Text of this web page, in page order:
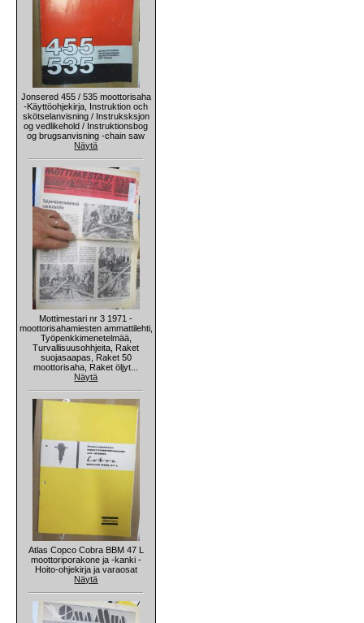
Jonsered 455 / 535 moottorisaha
-Käyttöohjekirja, Instruktion och
skötselanvisning / Instruksksjon
og vedlikehold / Instruktionsbog
og brugsanvisning -chain saw
Näytä
Mottimestari nr 3 1971 -
moottorisahamiesten ammattilehti,
Työpenkkimenetelmää,
Turvallisuusohhjeita, Raket
suojasaapas, Raket 50
moottorisaha, Raket öljyt...
Näytä
Atlas Copco Cobra BBM 47 L
moottoriporakone ja -kanki -
Hoito-ohjekirja ja varaosat
Näytä